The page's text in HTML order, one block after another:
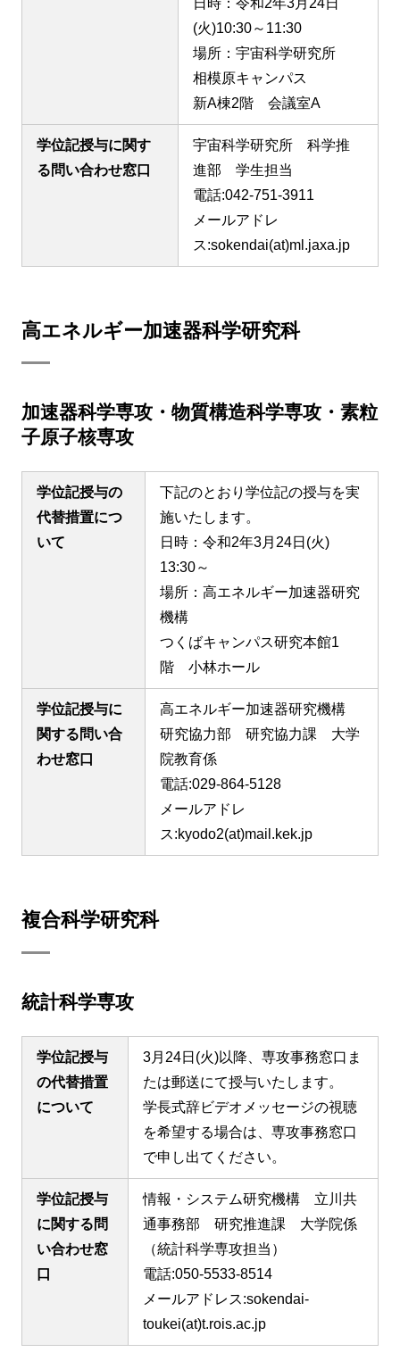
(火)10:30～11:30
場所：宇宙科学研究所
相模原キャンパス
新A棟2階 会議室A
学位記授与に関す
る問い合わせ窓口
宇宙科学研究所 科学推
進部 学生担当
電話:042-751-3911
メールアドレ
ス:sokendai(at)ml.jaxa.jp
高エネルギー加速器科学研究科
加速器科学専攻・物質構造科学専攻・素粒
子原子核専攻
学位記授与の
代替措置につ
いて
下記のとおり学位記の授与を実
施いたします。
日時：令和2年3月24日(火)
13:30～
場所：高エネルギー加速器研究
機構
つくばキャンパス研究本館1
階 小林ホール
学位記授与に
関する問い合
わせ窓口
高エネルギー加速器研究機構
研究協力部 研究協力課 大学
院教育係
電話:029-864-5128
メールアドレ
ス:kyodo2(at)mail.kek.jp
複合科学研究科
統計科学専攻
学位記授与
の代替措置
について
3月24日(火)以降、専攻事務窓口ま
たは郵送にて授与いたします。
学長式辞ビデオメッセージの視聴
を希望する場合は、専攻事務窓口
で申し出てください。
学位記授与
に関する問
い合わせ窓
口
情報・システム研究機構 立川共
通事務部 研究推進課 大学院係
（統計科学専攻担当）
電話:050-5533-8514
メールアドレス:sokendai-
toukei(at)t.rois.ac.jp